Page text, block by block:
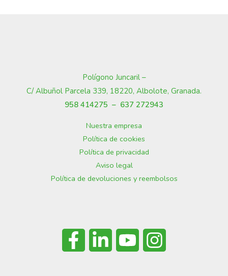
Polígono Juncaril –
C/ Albuñol Parcela 339, 18220, Albolote, Granada.
958 414275 – 637 272943
Nuestra empresa
Política de cookies
Política de privacidad
Aviso legal
Política de devoluciones y reembolsos